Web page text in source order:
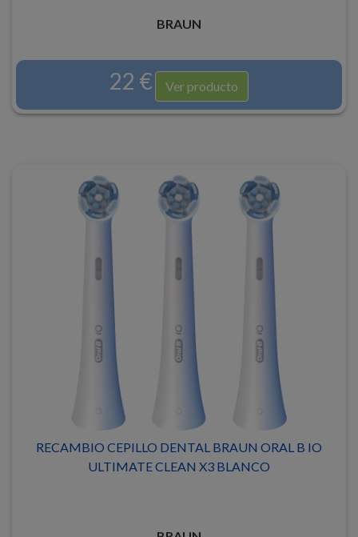
BRAUN
22 € Ver producto
RECAMBIO CEPILLO DENTAL BRAUN ORAL B IO
ULTIMATE CLEAN X3 BLANCO